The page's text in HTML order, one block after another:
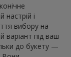
і
вибору на
варіант під ваш
до букету —